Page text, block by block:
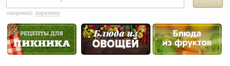
например: вареники